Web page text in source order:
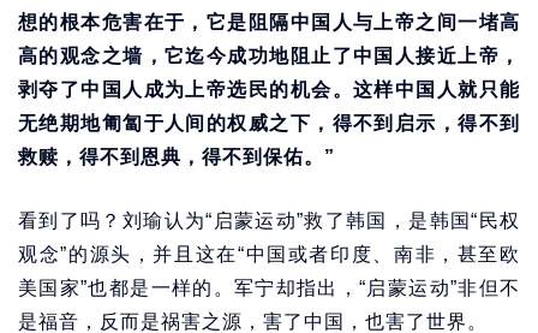
想的根本危害在于，它是阻隔中国人与上帝之间一堵高
高的观念之墙，它迄今成功地阻止了中国人接近上帝，
剥夺了中国人成为上帝选民的机会。这样中国人就只能
无绝期地匍匐于人间的权威之下，得不到启示，得不到
救赎，得不到恩典，得不到保佑。”
看到了吗？刘瑜认为“启蒙运动”救了韩国，是韩国“民权
观念”的源头，并且这在“中国或者印度、南非，甚至欧
美国家”也都是一样的。军宁却指出，“启蒙运动”非但不
是福音，反而是祸害之源，害了中国，也害了世界。